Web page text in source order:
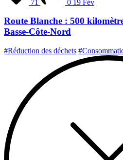
71 0 19 Fév
Route Blanche : 500
Basse-Côte-Nord
#Réduction des déchets